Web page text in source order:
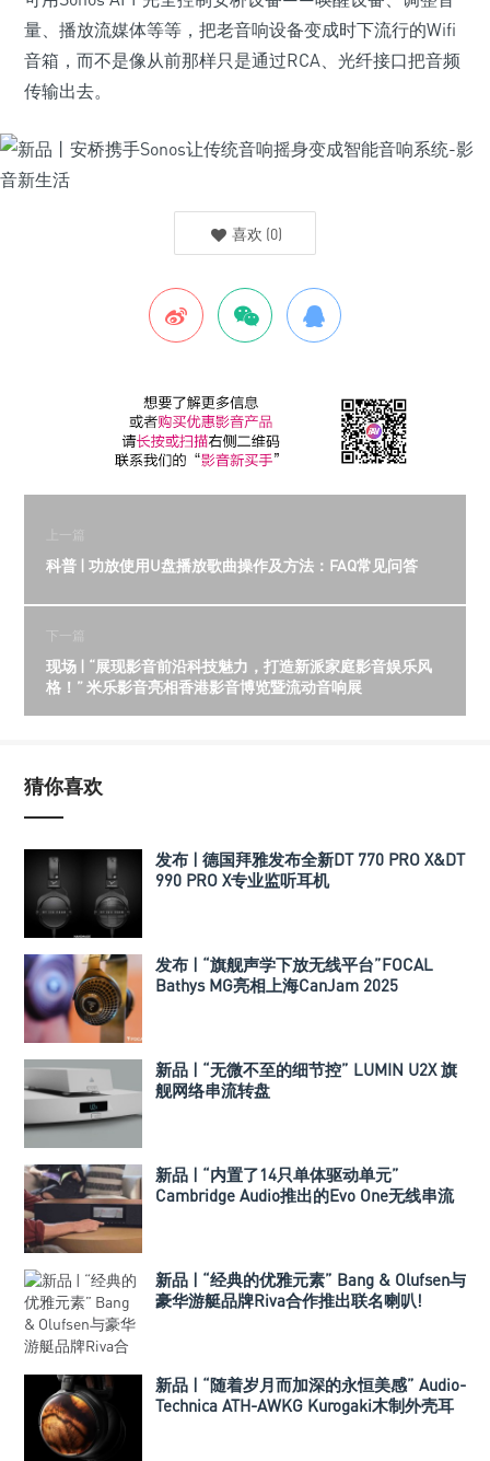
量、播放流媒体等等，把老音响设备变成时下流行的Wifi
音箱，而不是像从前那样只是通过RCA、光纤接口把音频
传输出去。
喜欢 (0)
上一篇
科普 | 功放使用U盘播放歌曲操作及方法：FAQ常见问答
下一篇
现场 | “展现影音前沿科技魅力，打造新派家庭影音娱乐风
格！” 米乐影音亮相香港影音博览暨流动音响展
猜你喜欢
发布 | 德国拜雅发布全新DT 770 PRO X&DT
990 PRO X专业监听耳机
发布 | “旗舰声学下放无线平台”FOCAL
Bathys MG亮相上海CanJam 2025
新品 | “无微不至的细节控” LUMIN U2X 旗
舰网络串流转盘
新品 | “内置了14只单体驱动单元”
Cambridge Audio推出的Evo One无线串流
新品 | “经典的优雅元素” Bang & Olufsen与
豪华游艇品牌Riva合作推出联名喇叭!
新品 | “随着岁月而加深的永恒美感” Audio-
Technica ATH-AWKG Kurogaki木制外壳耳